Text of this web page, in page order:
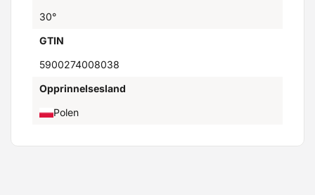
30°
GTIN
5900274008038
Opprinnelsesland
Polen